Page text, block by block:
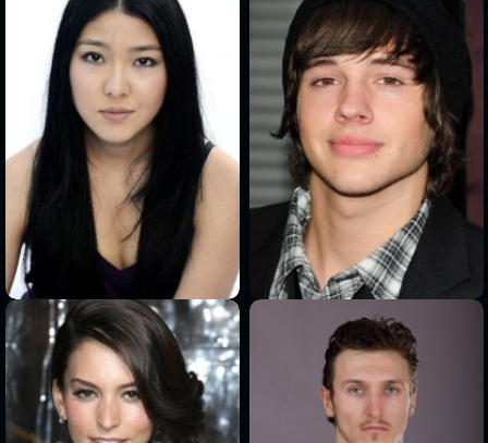
> >